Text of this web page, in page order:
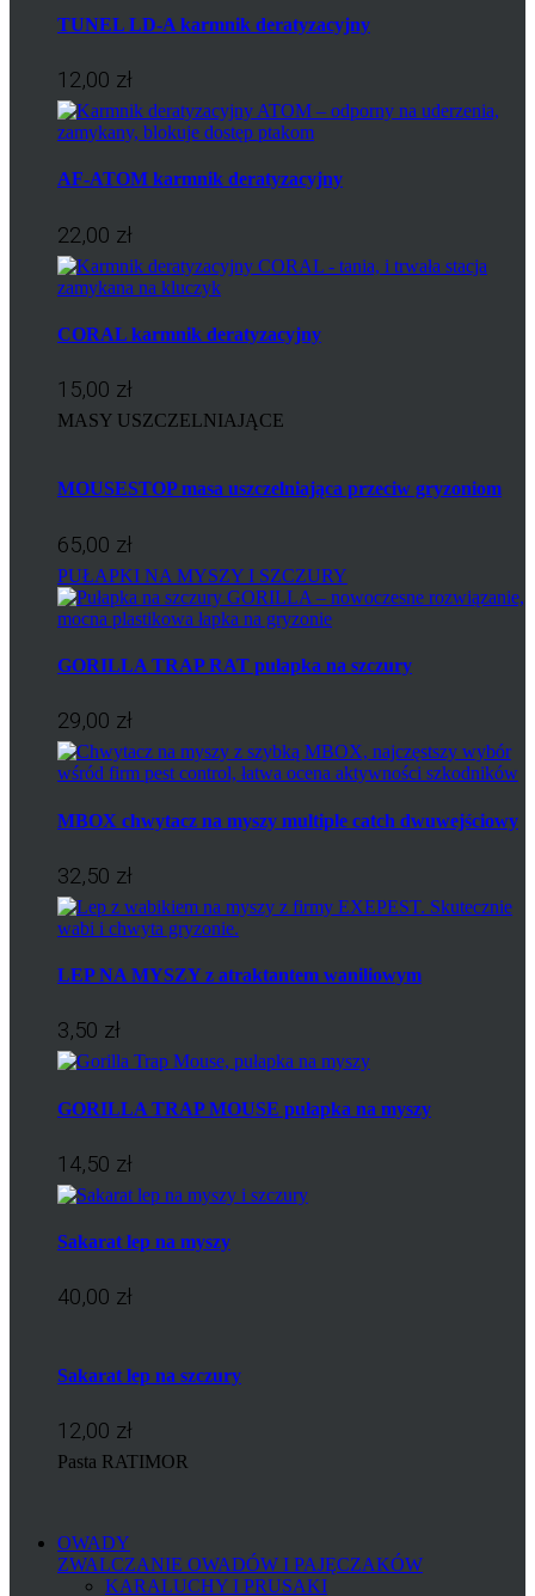
TUNEL LD-A karmnik deratyzacyjny
12,00 zł
AF-ATOM karmnik deratyzacyjny
22,00 zł
CORAL karmnik deratyzacyjny
15,00 zł
MASY USZCZELNIAJĄCE
MOUSESTOP masa uszczelniająca przeciw gryzoniom
65,00 zł
PUŁAPKI NA MYSZY I SZCZURY
GORILLA TRAP RAT pułapka na szczury
29,00 zł
MBOX chwytacz na myszy multiple catch dwuwejściowy
32,50 zł
LEP NA MYSZY z atraktantem waniliowym
3,50 zł
GORILLA TRAP MOUSE pułapka na myszy
14,50 zł
Sakarat lep na myszy
40,00 zł
Sakarat lep na szczury
12,00 zł
Pasta RATIMOR
OWADY
ZWALCZANIE OWADÓW I PAJĘCZAKÓW
KARALUCHY I PRUSAKI